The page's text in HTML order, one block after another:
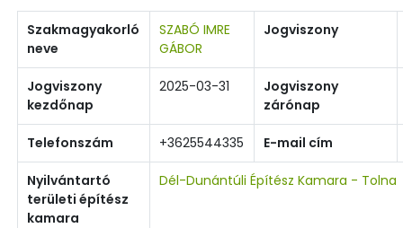
Szakmagyakorló
neve
SZABÓ IMRE
GÁBOR
Jogviszony
Jogviszony
kezdőnap
2025-03-31
Jogviszony
zárónap
Telefonszám +3625544335 E-mail cím
Nyilvántartó
területi építész
kamara
Dél-Dunántúli Építész Kamara - Tolna